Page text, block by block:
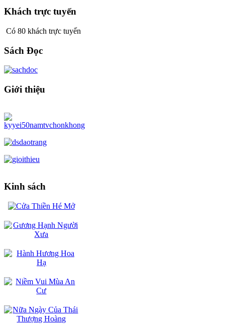
Khách trực tuyến
Có 80 khách trực tuyến
Sách Đọc
Giới thiệu
Kinh sách